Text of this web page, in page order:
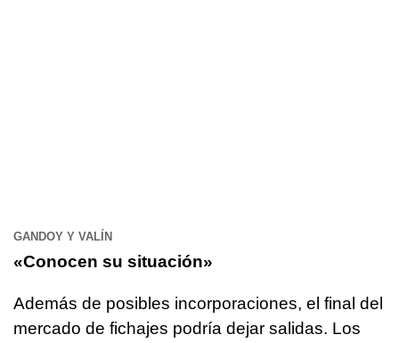
GANDOY Y VALÍN
«Conocen su situación»
Además de posibles incorporaciones, el final del
mercado de fichajes podría dejar salidas. Los